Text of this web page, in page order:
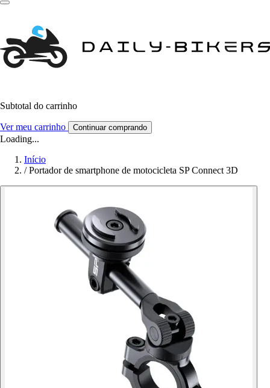
Subtotal do carrinho
Ver meu carrinho Continuar comprando
Loading...
Início
/ Portador de smartphone de motocicleta SP Connect 3D